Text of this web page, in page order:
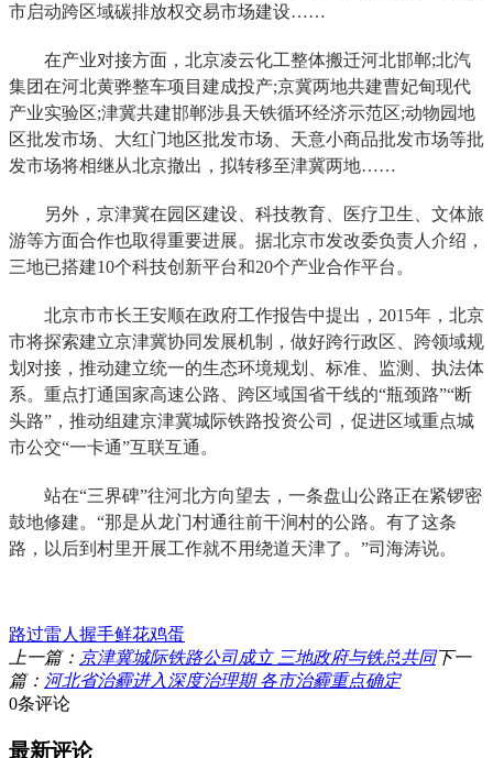
市启动跨区域碳排放权交易市场建设……
在产业对接方面，北京凌云化工整体搬迁河北邯郸;北汽
集团在河北黄骅整车项目建成投产;京冀两地共建曹妃甸现代
产业实验区;津冀共建邯郸涉县天铁循环经济示范区;动物园地
区批发市场、大红门地区批发市场、天意小商品批发市场等批
发市场将相继从北京撤出，拟转移至津冀两地……
另外，京津冀在园区建设、科技教育、医疗卫生、文体旅
游等方面合作也取得重要进展。据北京市发改委负责人介绍，
三地已搭建10个科技创新平台和20个产业合作平台。
北京市市长王安顺在政府工作报告中提出，2015年，北京
市将探索建立京津冀协同发展机制，做好跨行政区、跨领域规
划对接，推动建立统一的生态环境规划、标准、监测、执法体
系。重点打通国家高速公路、跨区域国省干线的“瓶颈路”“断
头路”，推动组建京津冀城际铁路投资公司，促进区域重点城
市公交“一卡通”互联互通。
站在“三界碑”往河北方向望去，一条盘山公路正在紧锣密
鼓地修建。“那是从龙门村通往前干涧村的公路。有了这条
路，以后到村里开展工作就不用绕道天津了。”司海涛说。
路过雷人 握手鲜花鸡蛋
上一篇： 京津冀城际铁路公司成立 三地政府与铁总共同下一
篇： 河北省治霾进入深度治理期 各市治霾重点确定
0条评论
最新评论